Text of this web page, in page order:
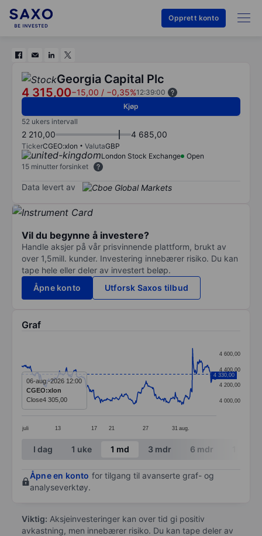
Opprett konto
Georgia Capital Plc
4 315,00−15,00 / −0,35%12:39:00
Kjøp
52 ukers intervall
2 210,00 4 685,00
TickerCGEO:xlon ValutaGBP
London Stock Exchange
Open
15 minutter forsinket
Data levert av
Vil du begynne å investere?
Handle aksjer på vår prisvinnende plattform, brukt av
over 1,5mill. kunder. Investering innebærer risiko. Du kan
tape hele eller deler av investert beløp.
Åpne konto
Utforsk Saxos tilbud
Graf
Line chart with 361 data points.
The chart has 1 X axis displaying categories.
The chart has 1 Y axis displaying values. Data
juli 13 17 21 27 31 aug.
4 000,00
4 200,00
4 400,00
4 600,00
4 330,00
06-aug.-2026 12:00
CGEO:xlon
Close4 305,00
End of interactive chart.
I dag 1 uke 1 md 3 mdr 6 mdr
Åpne en konto for tilgang til avanserte graf- og
analyseverktøy.
Viktig: Aksjeinvesteringer kan over tid gi positiv
avkastning, men innebærer risiko. Du kan tape deler av